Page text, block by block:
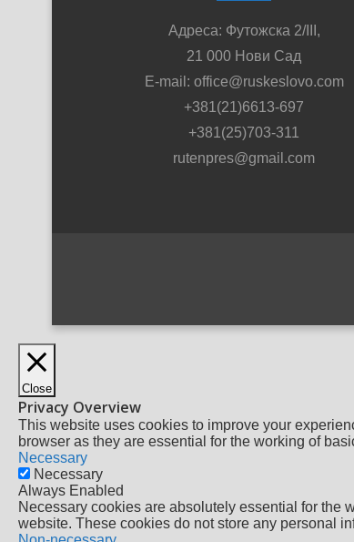
Адреса: Футожска 2/III,
21 000 Нови Сад
E-mail: office@ruskeslovo.com
+381(21)6613-697
+381(25)703-311
rutenpres@gmail.com
Close
Privacy Overview
This website uses cookies to improve your
browser as they are essential for the working of
Necessary
Necessary
Always Enabled
Necessary cookies are absolutely essential for the
website. These cookies do not store any personal